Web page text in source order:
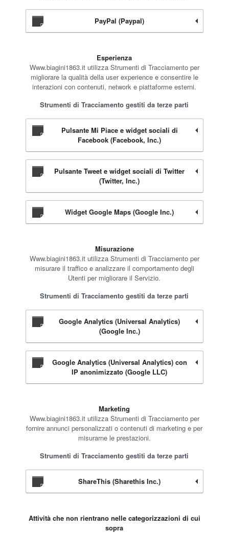
PayPal (Paypal)
Esperienza
Www.biagini1863.it utilizza Strumenti di Tracciamento per
migliorare la qualità della user experience e consentire le
interazioni con contenuti, network e piattaforme esterni.
Strumenti di Tracciamento gestiti da terze parti
Pulsante Mi Piace e widget sociali di
Facebook (Facebook, Inc.)
Pulsante Tweet e widget sociali di Twitter
(Twitter, Inc.)
Widget Google Maps (Google Inc.)
Misurazione
Www.biagini1863.it utilizza Strumenti di Tracciamento per
misurare il traffico e analizzare il comportamento degli
Utenti per migliorare il Servizio.
Strumenti di Tracciamento gestiti da terze parti
Google Analytics (Universal Analytics)
(Google Inc.)
Google Analytics (Universal Analytics) con
IP anonimizzato (Google LLC)
Marketing
Www.biagini1863.it utilizza Strumenti di Tracciamento per
fornire annunci personalizzati o contenuti di marketing e per
misurarne le prestazioni.
Strumenti di Tracciamento gestiti da terze parti
ShareThis (Sharethis Inc.)
Attività che non rientrano nelle categorizzazioni di cui
sopra